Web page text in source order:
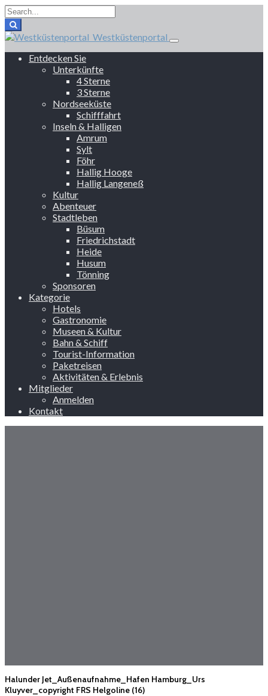
Westküstenportal
Entdecken Sie
Unterkünfte
4 Sterne
3 Sterne
Nordseeküste
Schifffahrt
Inseln & Halligen
Amrum
Sylt
Föhr
Hallig Hooge
Hallig Langeneß
Kultur
Abenteuer
Stadtleben
Büsum
Friedrichstadt
Heide
Husum
Tönning
Sponsoren
Kategorie
Hotels
Gastronomie
Museen & Kultur
Bahn & Schiff
Tourist-Information
Paketreisen
Aktivitäten & Erlebnis
Mitglieder
Anmelden
Kontakt
Halunder Jet_Außenaufnahme_Hafen Hamburg_Urs
Kluyver_copyright FRS Helgoline (16)